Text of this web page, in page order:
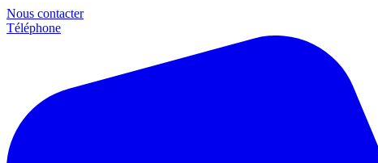
Nous contacter
Téléphone